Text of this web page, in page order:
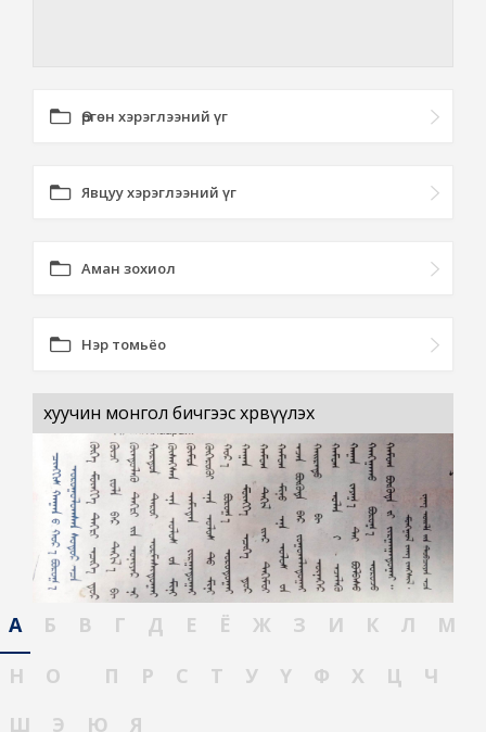
Өргөн хэрэглээний үг
Явцуу хэрэглээний үг
Аман зохиол
Нэр томьёо
хуучин монгол бичгээс хөрвүүлэх
А Б В Г Д Е Ё Ж З И К Л
М
Н
О П Р С Т У Ү Ф Х Ц
Ч
Ш
Э Ю Я